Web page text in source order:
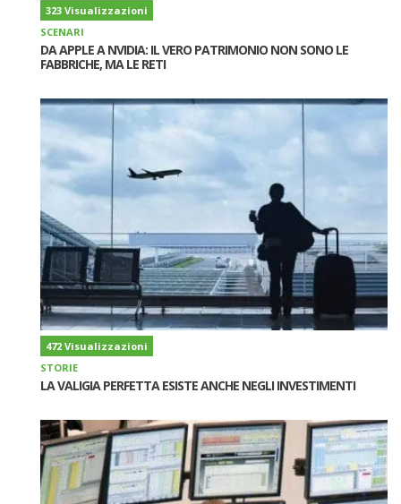
323 Visualizzazioni
SCENARI
DA APPLE A NVIDIA: IL VERO PATRIMONIO NON SONO LE
FABBRICHE, MA LE RETI
472 Visualizzazioni
STORIE
LA VALIGIA PERFETTA ESISTE ANCHE NEGLI INVESTIMENTI